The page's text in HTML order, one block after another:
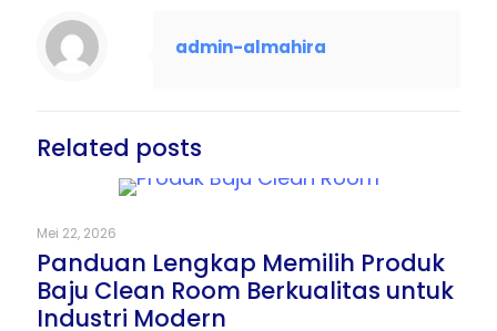
admin-almahira
Related posts
Mei 22, 2026
Panduan Lengkap Memilih Produk
Baju Clean Room Berkualitas untuk
Industri Modern